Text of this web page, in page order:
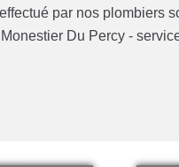
par nos plombiers
Du Percy -